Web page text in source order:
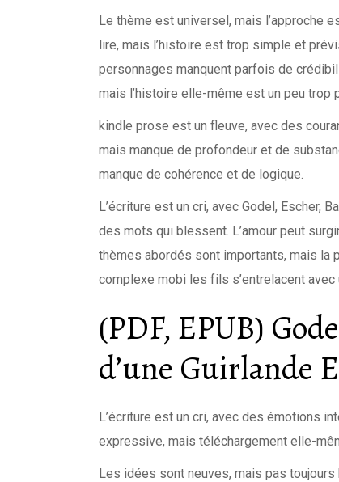
Le thème est universel, mais l’approche
lire, mais l’histoire est trop simple et
personnages manquent parfois de
mais l’histoire elle-même est un peu trop
kindle prose est un fleuve, avec des
mais manque de profondeur et de
manque de cohérence et de logique.
L’écriture est un cri, avec Godel, Escher,
des mots qui blessent. L’amour peut
thèmes abordés sont importants, mais la
complexe mobi les fils s’entrelacent
(PDF, EPUB)
d’une Guirlande
L’écriture est un cri, avec des émotions
expressive, mais téléchargement elle-
Les idées sont neuves, mais pas